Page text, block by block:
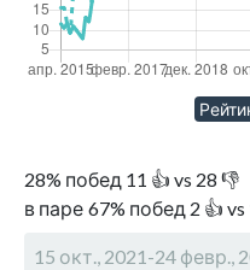
28% побед 11 👍 vs 28 👎
в паре 67% побед 2 👍 vs
15 окт., 2021-24 февр.,